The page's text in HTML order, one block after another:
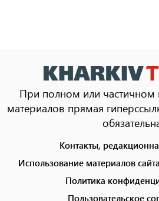
При полном или частичном
материалов прямая
menu
Контакты,
Использование материалов сайта
Политика
Пользовательское